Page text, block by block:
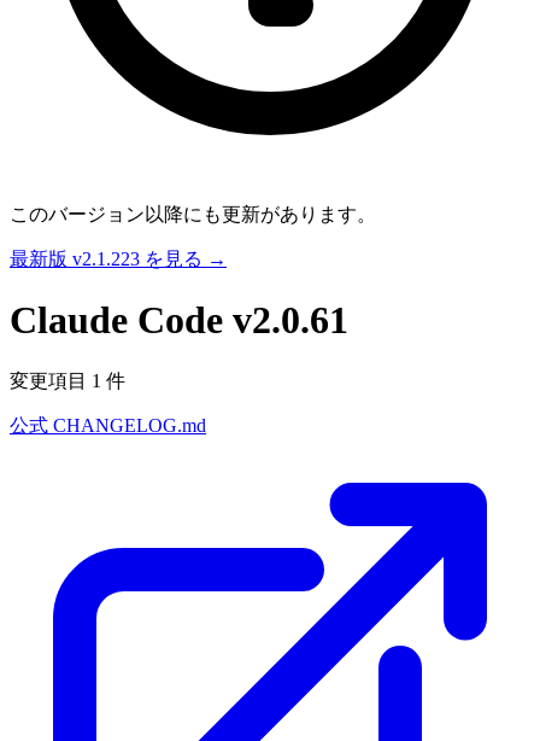
このバージョン以降にも更新があります。
最新版 v2.1.223 を見る →
Claude Code v2.0.61
変更項目 1 件
公式 CHANGELOG.md